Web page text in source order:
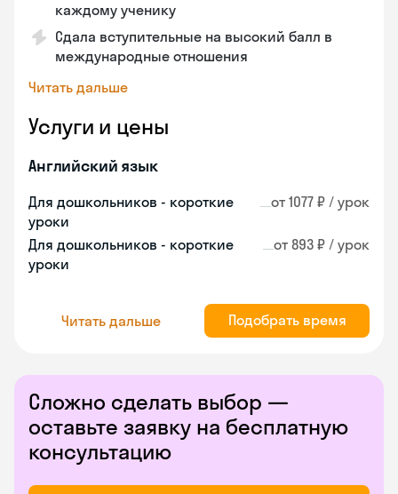
каждому ученику
Сдала вступительные на высокий балл в
международные отношения
Читать дальше
Услуги и цены
Английский язык
Для дошкольников - короткие
уроки
от 1077 ₽ / урок
Для дошкольников - короткие
уроки
от 893 ₽ / урок
Читать дальше Подобрать время
Сложно сделать выбор —
оставьте заявку на бесплатную
консультацию